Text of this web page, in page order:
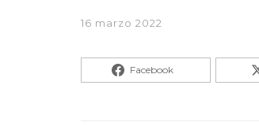
16 marzo 2022
Facebook